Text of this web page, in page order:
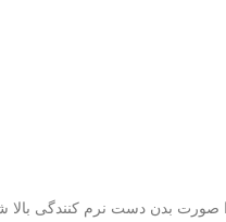
صورت بدن دست نرم کنندگی بالا